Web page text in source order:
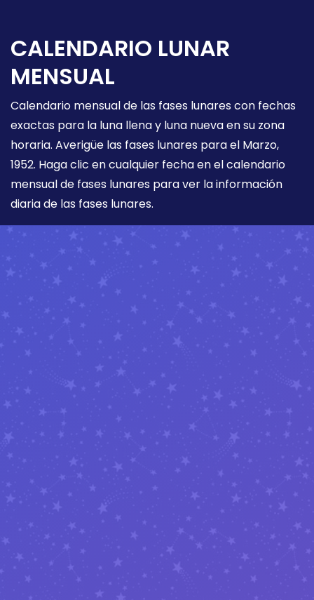
CALENDARIO LUNAR
MENSUAL
Calendario mensual de las fases lunares con fechas
exactas para la luna llena y luna nueva en su zona
horaria. Averigüe las fases lunares para el Marzo,
1952. Haga clic en cualquier fecha en el calendario
mensual de fases lunares para ver la información
diaria de las fases lunares.